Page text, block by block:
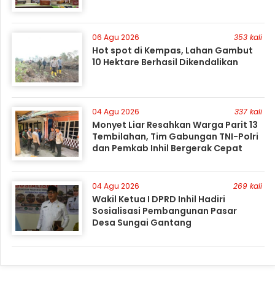
06 Agu 2026 353 kali
Hot spot di Kempas, Lahan Gambut
10 Hektare Berhasil Dikendalikan
04 Agu 2026 337 kali
Monyet Liar Resahkan Warga Parit 13
Tembilahan, Tim Gabungan TNI-Polri
dan Pemkab Inhil Bergerak Cepat
04 Agu 2026 269 kali
Wakil Ketua I DPRD Inhil Hadiri
Sosialisasi Pembangunan Pasar
Desa Sungai Gantang